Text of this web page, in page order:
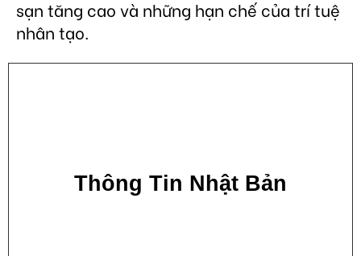
sạn tăng cao và những hạn chế của trí tuệ
nhân tạo.
Thông Tin Nhật Bản